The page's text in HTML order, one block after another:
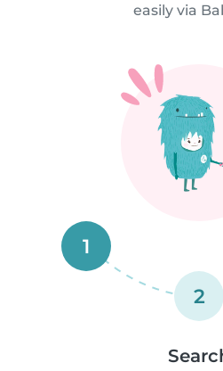
easily via
1
2